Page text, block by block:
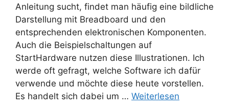
Anleitung sucht, findet man häufig eine bildliche
Darstellung mit Breadboard und den
entsprechenden elektronischen Komponenten.
Auch die Beispielschaltungen auf
StartHardware nutzen diese Illustrationen. Ich
werde oft gefragt, welche Software ich dafür
verwende und möchte diese heute vorstellen.
Es handelt sich dabei um … Weiterlesen